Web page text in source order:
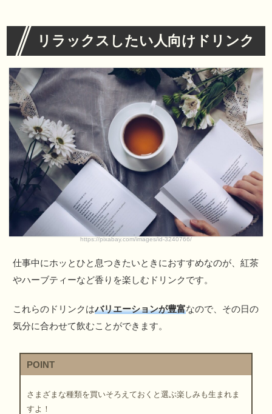
リラックスしたい人向けドリンク
https://pixabay.com/images/id-3240766/
仕事中にホッとひと息つきたいときにおすすめなのが、紅茶
やハーブティーなど香りを楽しむドリンクです。
これらのドリンクはバリエーションが豊富なので、その日の
気分に合わせて飲むことができます。
POINT
さまざまな種類を買いそろえておくと選ぶ楽しみも生まれま
すよ！